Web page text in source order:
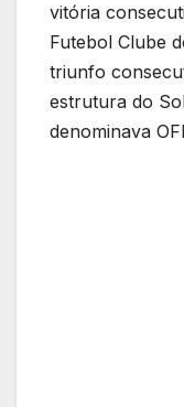
vitória
Futebol Clube
triunfo
estrutura do
denominava